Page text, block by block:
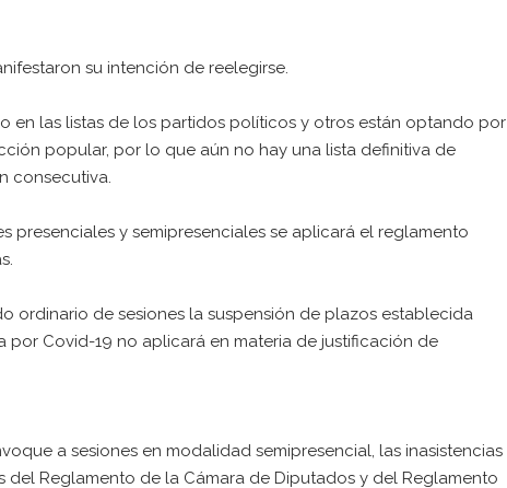
su intención de reelegirse.
en las listas de los partidos políticos y otros están optando por
popular, por lo que aún no hay una lista definitiva de
consecutiva.
presenciales y semipresenciales se aplicará el reglamento
ordinario de sesiones la suspensión de plazos establecida
Covid-19 no aplicará en materia de justificación de
a sesiones en modalidad semipresencial, las inasistencias
del Reglamento de la Cámara de Diputados y del Reglamento